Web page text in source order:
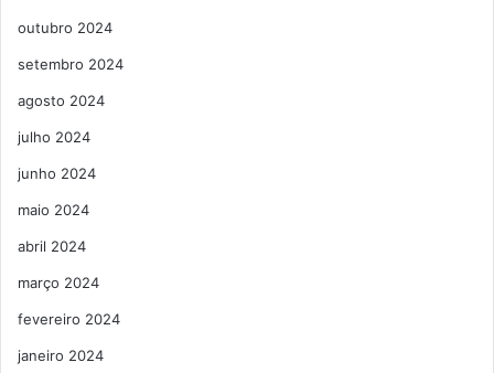
outubro 2024
setembro 2024
agosto 2024
julho 2024
junho 2024
maio 2024
abril 2024
março 2024
fevereiro 2024
janeiro 2024